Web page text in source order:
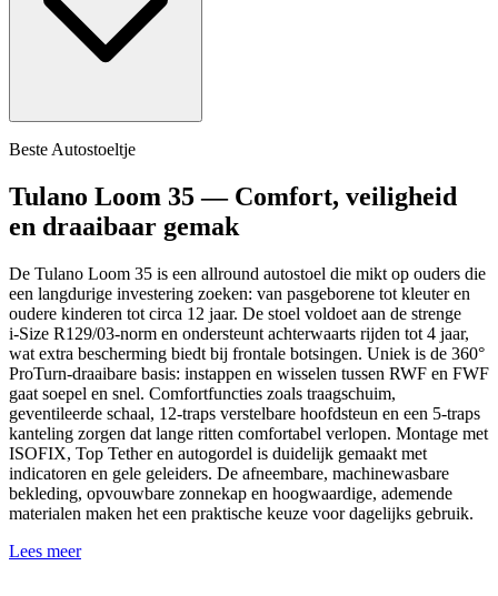
Beste Autostoeltje
Tulano Loom 35 — Comfort, veiligheid
en draaibaar gemak
De Tulano Loom 35 is een allround autostoel die mikt op ouders die
een langdurige investering zoeken: van pasgeborene tot kleuter en
oudere kinderen tot circa 12 jaar. De stoel voldoet aan de strenge
i‑Size R129/03-norm en ondersteunt achterwaarts rijden tot 4 jaar,
wat extra bescherming biedt bij frontale botsingen. Uniek is de 360°
ProTurn-draaibare basis: instappen en wisselen tussen RWF en FWF
gaat soepel en snel. Comfortfuncties zoals traagschuim,
geventileerde schaal, 12‑traps verstelbare hoofdsteun en een 5‑traps
kanteling zorgen dat lange ritten comfortabel verlopen. Montage met
ISOFIX, Top Tether en autogordel is duidelijk gemaakt met
indicatoren en gele geleiders. De afneembare, machinewasbare
bekleding, opvouwbare zonnekap en hoogwaardige, ademende
materialen maken het een praktische keuze voor dagelijks gebruik.
Lees meer